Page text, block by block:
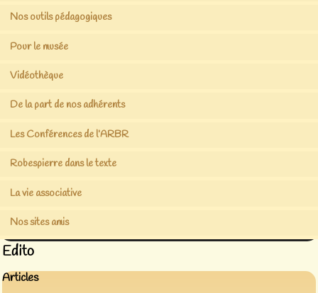
Nos outils pédagogiques
Pour le musée
Vidéothèque
De la part de nos adhérents
Les Conférences de l’ARBR
Robespierre dans le texte
La vie associative
Nos sites amis
Edito
Articles